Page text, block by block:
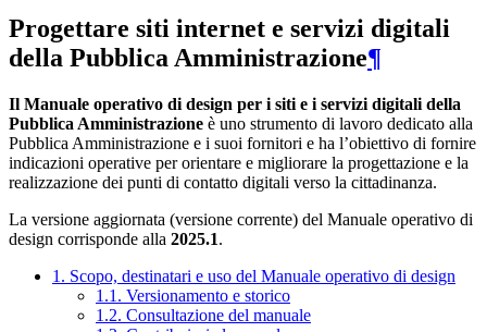
Progettare siti internet e servizi digitali
della Pubblica Amministrazione¶
Il Manuale operativo di design per i siti e i servizi digitali della
Pubblica Amministrazione è uno strumento di lavoro dedicato alla
Pubblica Amministrazione e i suoi fornitori e ha l’obiettivo di fornire
indicazioni operative per orientare e migliorare la progettazione e la
realizzazione dei punti di contatto digitali verso la cittadinanza.
La versione aggiornata (versione corrente) del Manuale operativo di
design corrisponde alla 2025.1.
1. Scopo, destinatari e uso del Manuale operativo di design
1.1. Versionamento e storico
1.2. Consultazione del manuale